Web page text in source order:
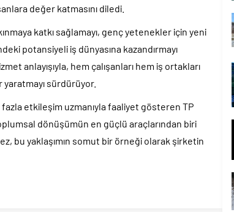
değer katmasını diledi.
katkı sağlamayı, genç yetenekler için yeni
potansiyeli iş dünyasına kazandırmayı
anlayışıyla, hem çalışanları hem iş ortakları
sürdürüyor.
etkileşim uzmanıyla faaliyet gösteren TP
dönüşümün en güçlü araçlarından biri
bu yaklaşımın somut bir örneği olarak şirketin